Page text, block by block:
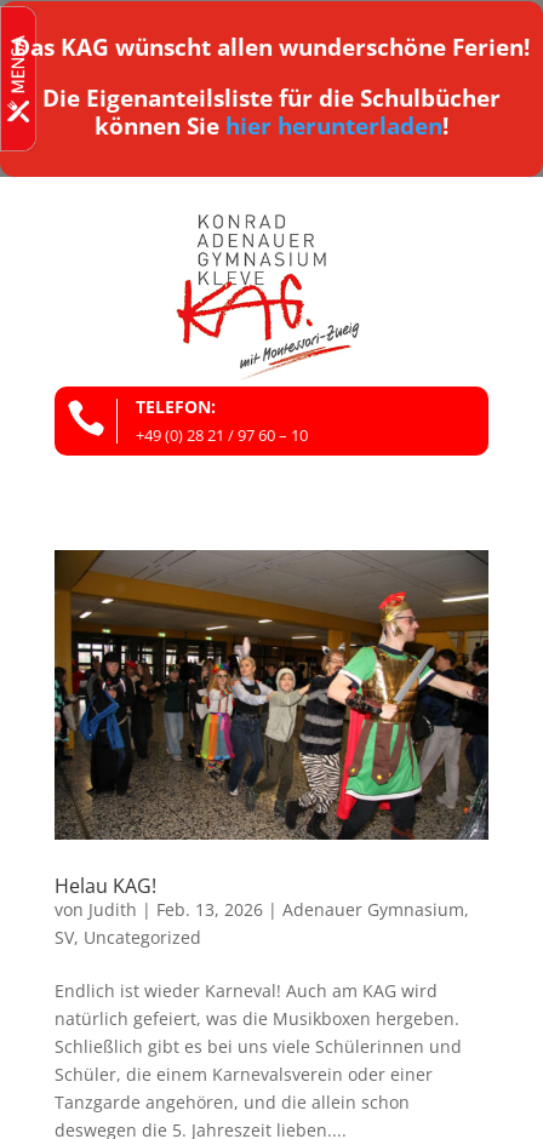
Das KAG wünscht allen wunderschöne Ferien!
Die Eigenanteilsliste für die Schulbücher
können Sie hier herunterladen!
 TELEFON:
+49 (0) 28 21 / 97 60 – 10
Helau KAG!
von Judith | Feb. 13, 2026| Adenauer Gymnasium,
SV, Uncategorized
Endlich ist wieder Karneval! Auch am KAG wird
natürlich gefeiert, was die Musikboxen hergeben.
Schließlich gibt es bei uns viele Schülerinnen und
Schüler, die einem Karnevalsverein oder einer
Tanzgarde angehören, und die allein schon
deswegen die 5. Jahreszeit lieben....